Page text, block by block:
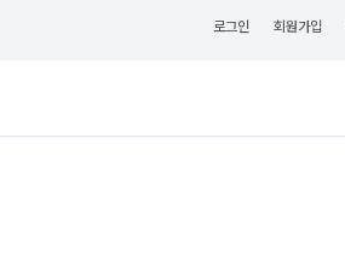
로그인 회원가입